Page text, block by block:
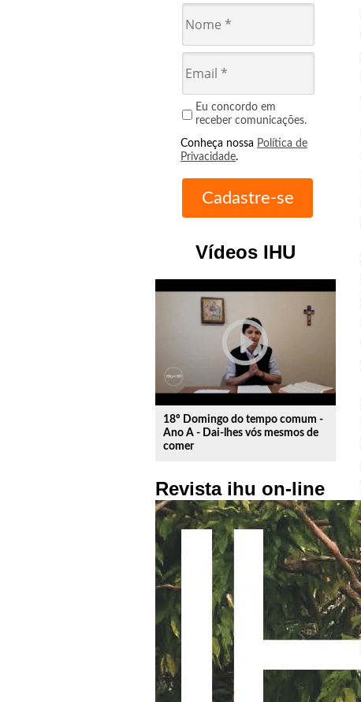
Eu concordo em
receber comunicações.
Conheça nossa Política de
Privacidade.
Vídeos IHU
play_circle_outline
18º Domingo do tempo comum -
Ano A - Dai-lhes vós mesmos de
comer
Revista ihu on-line